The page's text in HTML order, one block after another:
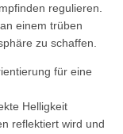
regulieren.
einem trüben
zu schaffen.
für eine
Helligkeit
reflektiert wird und